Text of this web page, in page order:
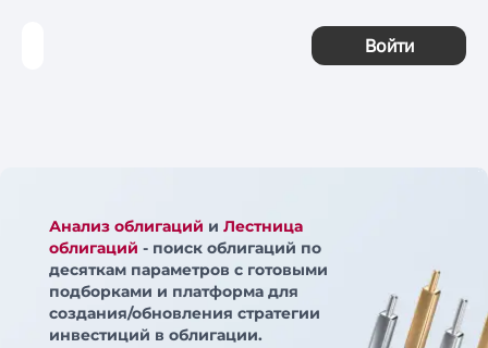
Войти
Анализ облигаций и Лестница
облигаций - поиск облигаций по
десяткам параметров с готовыми
подборками и платформа для
создания/обновления стратегии
инвестиций в облигации.